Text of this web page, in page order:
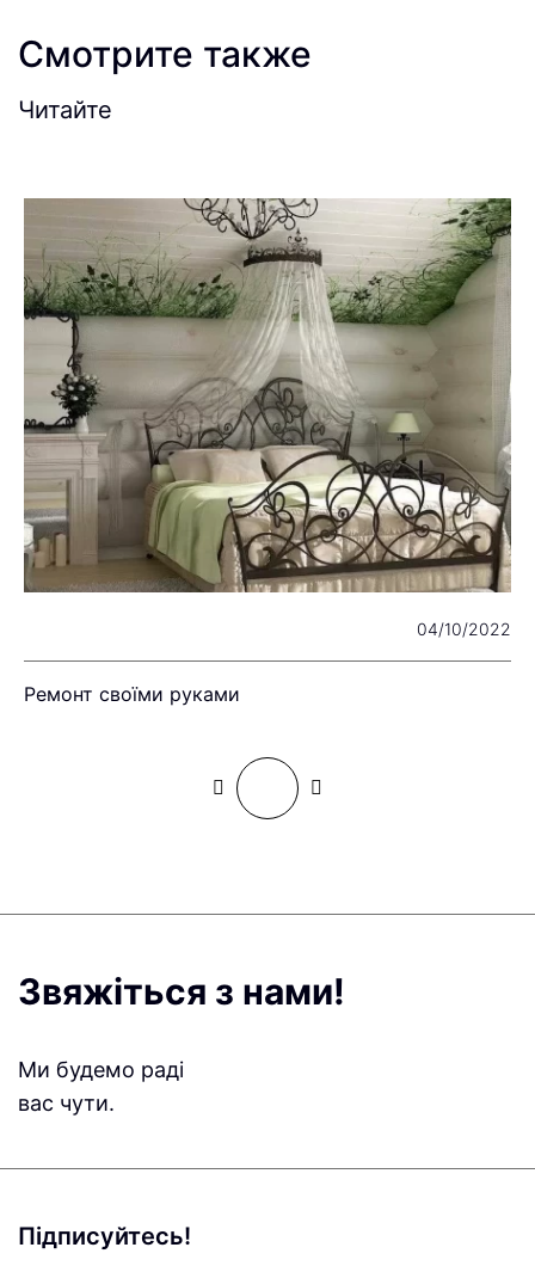
Смотрите также
Читайте
04/10/2022
Ремонт своїми руками
Звяжіться з нами!
Ми будемо раді
вас чути.
Підписуйтесь!